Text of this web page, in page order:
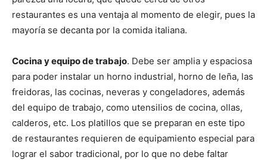
restaurantes es una ventaja al momento de elegir, pues la
mayoría se decanta por la comida italiana.
Cocina y equipo de trabajo. Debe ser amplia y espaciosa
para poder instalar un horno industrial, horno de leña, las
freidoras, las cocinas, neveras y congeladores, además
del equipo de trabajo, como utensilios de cocina, ollas,
calderos, etc. Los platillos que se preparan en este tipo
de restaurantes requieren de equipamiento especial para
lograr el sabor tradicional, por lo que no debe faltar